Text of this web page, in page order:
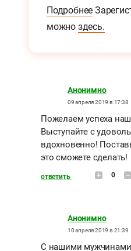
Подробнее
можно здесь.
Анонимно
09 апреля 2019 в 17:38
Пожелаем успеха
Выступайте с
вдохновенно!
это сможете сделать!
ответить 0
Анонимно
10 апреля 2019 в 21:39
С нашими мужчинами